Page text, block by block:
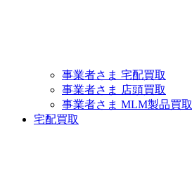
事業者さま 宅配買取
事業者さま 店頭買取
事業者さま MLM製品買取
宅配買取